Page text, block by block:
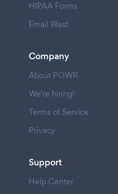
HIPAA Forms
Email Blast
Company
About POWR
We're hiring!
Terms of Service
Privacy
Support
Help Center